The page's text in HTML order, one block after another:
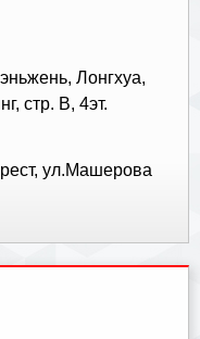
Лонгхуа,
стр. В, 4эт.
ул.Машерова